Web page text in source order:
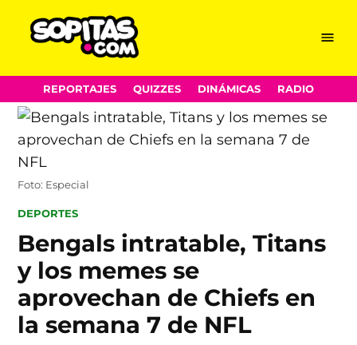
Skip
to
content
Menu
REPORTAJES QUIZZES DINÁMICAS RADIO
Foto: Especial
POSTED
DEPORTES
Bengals intratable, Titans
y los memes se
aprovechan de Chiefs en
la semana 7 de NFL